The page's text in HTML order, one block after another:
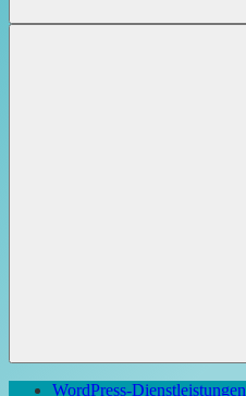
Suchen
WordPress-Dienstleistungen